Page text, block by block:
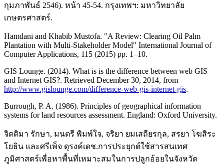
กุมภาพันธ์ 2546). หน้า 45-54. กรุงเทพฯ: มหาวิทยาลัย
เกษตรศาสตร์.
Hamdani and Khabib Mustofa. "A Review: Clearing Oil Palm
Plantation with Multi-Stakeholder Model" International Journal of
Computer Applications, 115 (2015) pp. 1–10.
GIS Lounge. (2014). What is is the difference between web GIS
and Internet GIS?. Retrieved December 30, 2014, from
http://www.gislounge.com/difference-web-gis-internet-gis.
Burrough, P. A. (1986). Principles of geographical information
systems for land resources assessment. England: Oxford University.
จิตติมา รักษา, มนตรี พิมพ์ใจ, จริยา ยมเสถียรกุล, สรยา โฆสิระ
โยธิน และศรีเพ็จ ดุรงค์เดช.การประยุกต์ใช้สารสนเทศ
ภูมิศาสตร์เพื่อหาพื้นที่เหมาะสมในการปลูกอ้อยในจังหวัด